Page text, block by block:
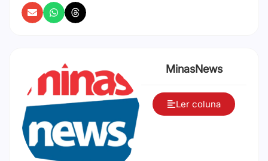
MinasNews
Ler coluna